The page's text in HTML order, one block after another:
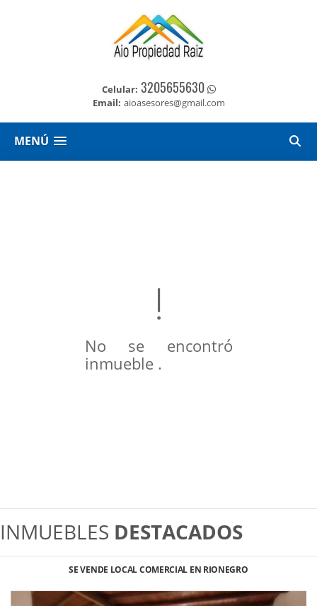
Celular: 3205655630
Email: aioasesores@gmail.com
MENÚ
No se encontró
inmueble .
INMUEBLES DESTACADOS
SE VENDE LOCAL COMERCIAL EN RIONEGRO